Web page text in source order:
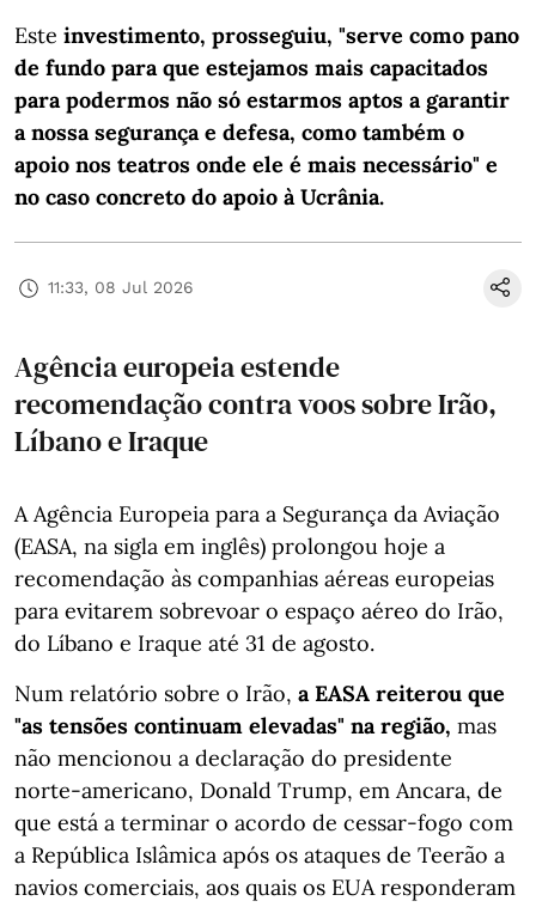
Este investimento, prosseguiu, "serve como pano
de fundo para que estejamos mais capacitados
para podermos não só estarmos aptos a garantir
a nossa segurança e defesa, como também o
apoio nos teatros onde ele é mais necessário" e
no caso concreto do apoio à Ucrânia.
11:33, 08 Jul 2026
Agência europeia estende
recomendação contra voos sobre Irão,
Líbano e Iraque
A Agência Europeia para a Segurança da Aviação
(EASA, na sigla em inglês) prolongou hoje a
recomendação às companhias aéreas europeias
para evitarem sobrevoar o espaço aéreo do Irão,
do Líbano e Iraque até 31 de agosto.
Num relatório sobre o Irão, a EASA reiterou que
"as tensões continuam elevadas" na região, mas
não mencionou a declaração do presidente
norte-americano, Donald Trump, em Ancara, de
que está a terminar o acordo de cessar-fogo com
a República Islâmica após os ataques de Teerão a
navios comerciais, aos quais os EUA responderam